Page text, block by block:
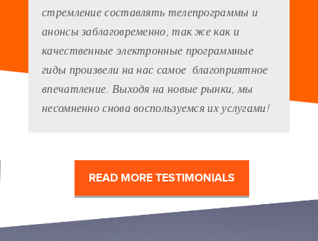
стремление составлять телепрограммы и
анонсы заблаговременно, так же как и
качественные электронные программные
гиды произвели на нас самое благоприятное
впечатление. Выходя на новые рынки, мы
несомненно снова воспользуемся их услугами!
READ MORE TESTIMONIALS